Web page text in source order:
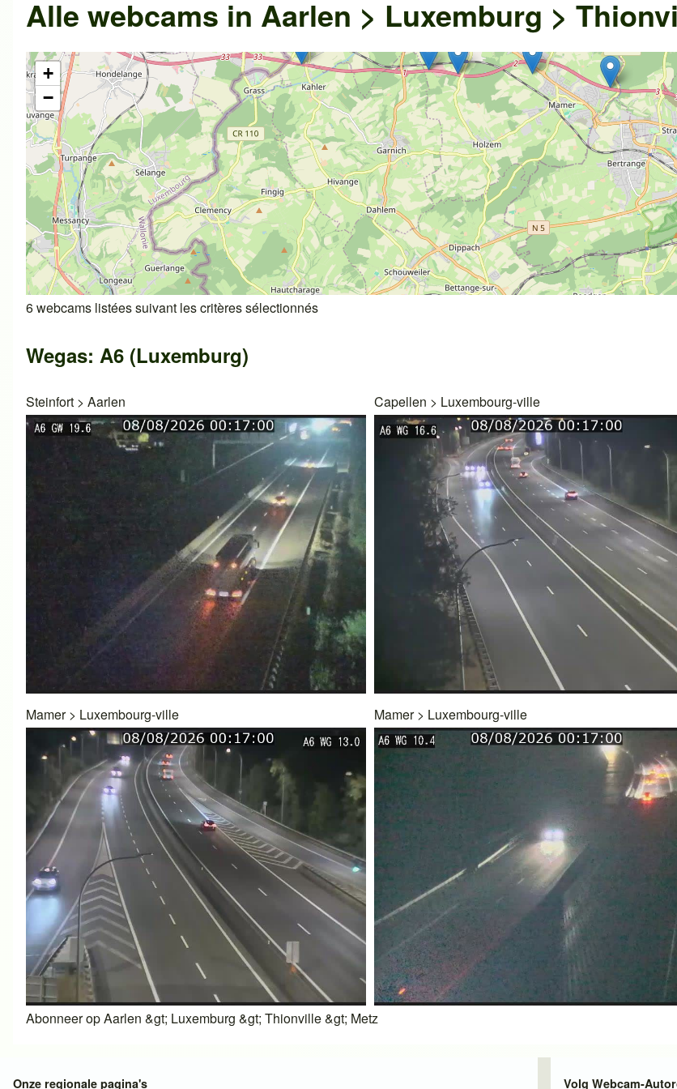
Alle webcams in Aarlen > Luxemburg >
+
−
6 webcams listées suivant les critères sélectionnés
Wegas: A6 (Luxemburg)
Steinfort > Aarlen Capellen > Luxembourg-ville
Mamer> Luxembourg-ville Mamer> Luxembourg-ville
Abonneer op Aarlen &gt; Luxemburg &gt; Thionville &gt; Metz
Onze regionale pagina's Volg Webcam-